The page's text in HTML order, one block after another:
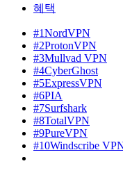
혜택
#1NordVPN
#2ProtonVPN
#3Mullvad VPN
#4CyberGhost
#5ExpressVPN
#6PIA
#7Surfshark
#8TotalVPN
#9PureVPN
#10Windscribe